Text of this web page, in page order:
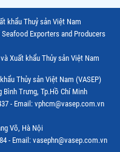
khẩu Thuỷ sản Việt Nam
Exporters and Producers
Xuất khẩu Thủy sản Việt Nam
Thủy sản Việt Nam (VASEP)
Bình Trưng, Tp.Hồ Chí Minh
- Email: vphcm@vasep.com.vn
Võ, Hà Nội
- Email: vasephn@vasep.com.vn